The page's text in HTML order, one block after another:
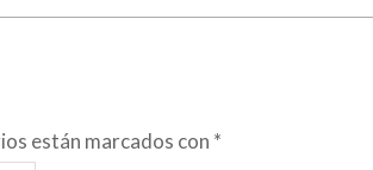
están marcados con *